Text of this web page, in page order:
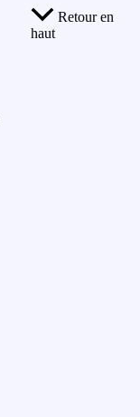
Retour en
haut